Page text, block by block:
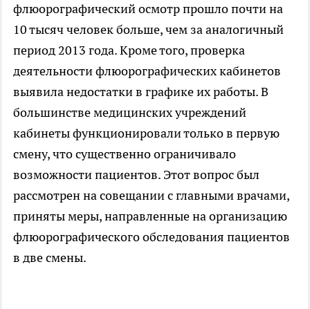
флюорографический осмотр прошло почти на
10 тысяч человек больше, чем за аналогичный
период 2013 года. Кроме того, проверка
деятельности флюорографических кабинетов
выявила недостатки в графике их работы. В
большинстве медицинских учреждений
кабинеты функционировали только в первую
смену, что существенно ограничивало
возможности пациентов. Этот вопрос был
рассмотрен на совещании с главными врачами,
приняты меры, направленные на организацию
флюорографического обследования пациентов
в две смены.